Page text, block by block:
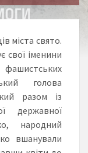
міста свято.
свої іменини
голова
разом із
державної
народний
вшанували